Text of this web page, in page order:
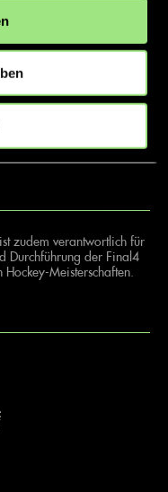
die Organisation und
unter dem Dach der
als auch im Damen
zudem verantwortlich für
Durchführung der Final4
Hockey-Meisterschaften.